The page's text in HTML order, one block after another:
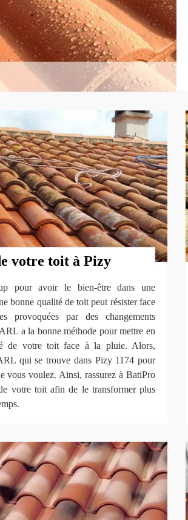
votre toit à Pizy
pour avoir le bien-être dans une
bonne qualité de toit peut résister face
provoquées par des changements
a la bonne méthode pour mettre en
de votre toit face à la pluie. Alors,
qui se trouve dans Pizy 1174 pour
vous voulez. Ainsi, rassurez à BatiPro
votre toit afin de le transformer plus